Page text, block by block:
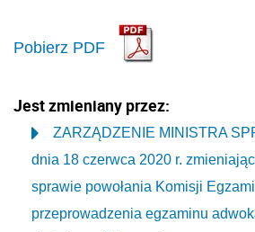
Pobierz PDF
Jest zmieniany przez:
ZARZĄDZENIE MINISTRA
dnia 18 czerwca 2020 r.
sprawie powołania Komisji
przeprowadzenia egzaminu